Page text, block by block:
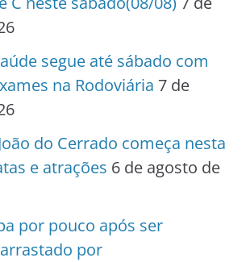
segue até sábado com
na Rodoviária 7 de
do Cerrado começa nesta
e atrações 6 de agosto de
por pouco após ser
por